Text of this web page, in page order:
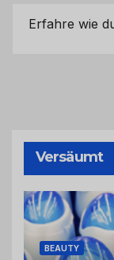
Erfahre wie
Versäumt
BEAUTY